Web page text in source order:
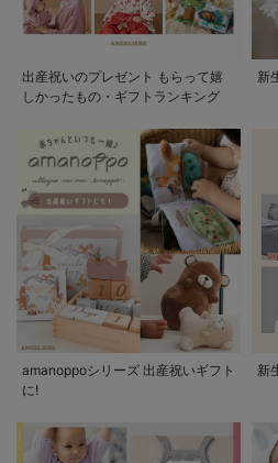
出産祝いのプレゼント もらって嬉
しかったもの・ギフトランキング
新
amanoppoシリーズ 出産祝いギフト
に!
新